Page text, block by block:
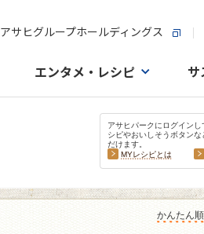
アサヒグループホールディングス
エンタメ・レシピ サ
アサヒパークにログイン
シピやおいしそうボタン
だけます。
MYレシピとは
かんたん順